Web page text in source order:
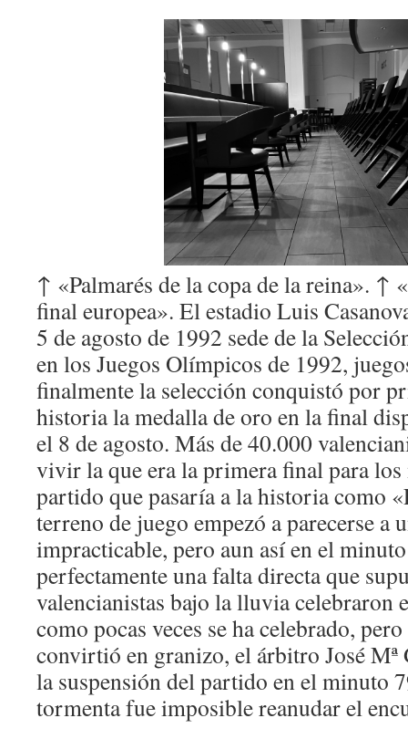
↑ «Palmarés de la copa de la reina». ↑
final europea». El estadio Luis
5 de agosto de 1992 sede de la
en los Juegos Olímpicos de 1992,
finalmente la selección conquistó por
historia la medalla de oro en la final
el 8 de agosto. Más de 40.000
vivir la que era la primera final para los
partido que pasaría a la historia como
terreno de juego empezó a parecerse a
impracticable, pero aun así en el
perfectamente una falta directa que
valencianistas bajo la lluvia celebraron
como pocas veces se ha celebrado,
convirtió en granizo, el árbitro José Mª
la suspensión del partido en el minuto
tormenta fue imposible reanudar el